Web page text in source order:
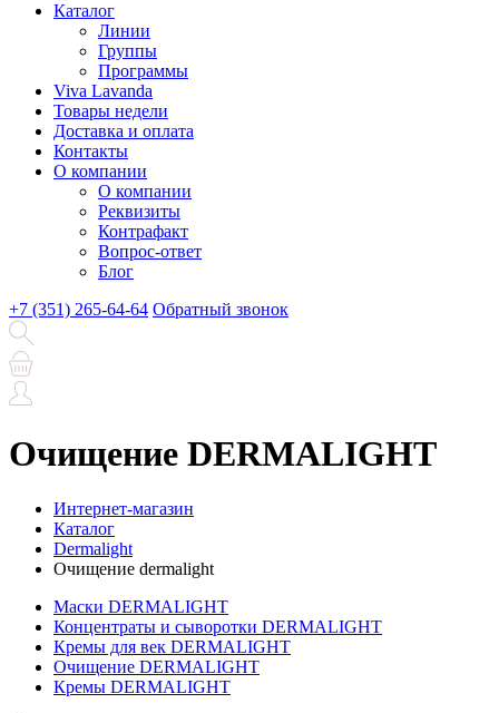
Каталог
Линии
Группы
Программы
Viva Lavanda
Товары недели
Доставка и оплата
Контакты
О компании
О компании
Реквизиты
Контрафакт
Вопрос-ответ
Блог
+7 (351) 265-64-64 Обратный звонок
Очищение DERMALIGHT
Интернет-магазин
Каталог
Dermalight
Очищение dermalight
Маски DERMALIGHT
Концентраты и сыворотки DERMALIGHT
Кремы для век DERMALIGHT
Очищение DERMALIGHT
Кремы DERMALIGHT